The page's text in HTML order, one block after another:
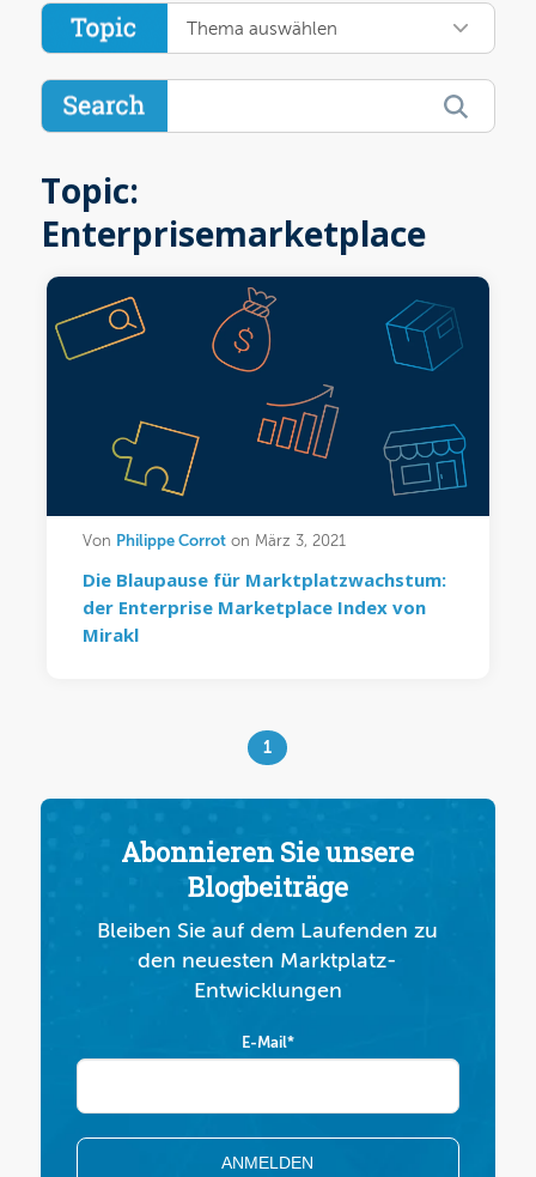
Thema auswählen
Topic:
Enterprisemarketplace
Von Philippe Corroton März 3, 2021
Die Blaupause für Marktplatzwachstum:
der Enterprise Marketplace Index von
Mirakl
1
Abonnieren Sie unsere
Blogbeiträge
Bleiben Sie auf dem Laufenden zu
den neuesten Marktplatz-
Entwicklungen
E-Mail*